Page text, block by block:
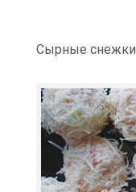
Сырные снежки